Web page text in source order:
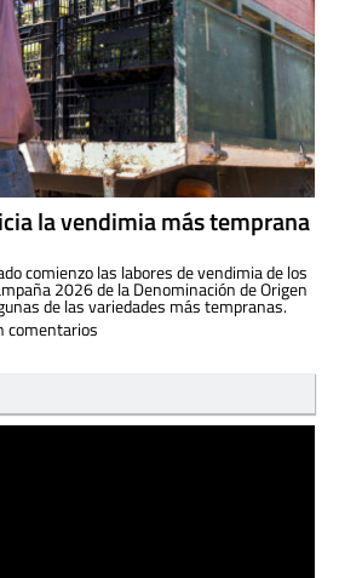
la vendimia más temprana
comienzo las labores de vendimia de los
2026 de la Denominación de Origen
de las variedades más tempranas.
comentarios